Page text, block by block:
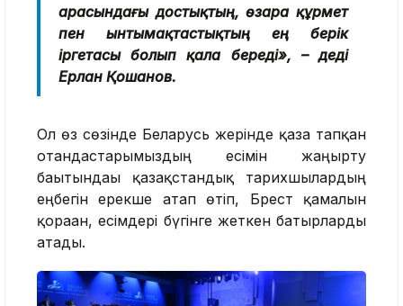
арасындағы достықтың, өзара құрмет
пен ынтымақтастықтың ең берік
іргетасы болып қала береді», – деді
Ерлан Қошанов.
Ол өз сөзінде Беларусь жерінде қаза тапқан
отандастарымыздың есімін жаңғырту
бағытындағы қазақстандық тарихшылардың
еңбегін ерекше атап өтіп, Брест қамалын
қорғаған, есімдері бүгінге жеткен батырларды
атады.